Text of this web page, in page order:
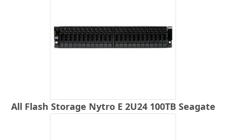
All Flash Storage Nytro E 2U24 100TB Seagate